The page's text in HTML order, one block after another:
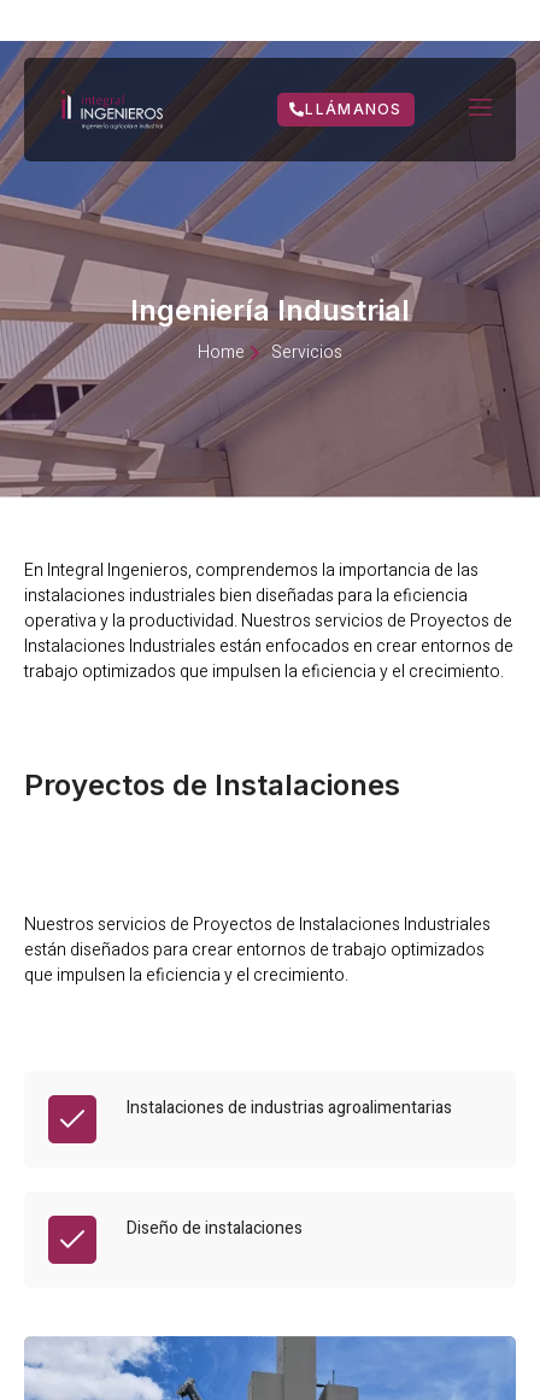
LLÁMANOS
Ingeniería Industrial
Home Servicios
En Integral Ingenieros, comprendemos la importancia de las
instalaciones industriales bien diseñadas para la eficiencia
operativa y la productividad. Nuestros servicios de Proyectos de
Instalaciones Industriales están enfocados en crear entornos de
trabajo optimizados que impulsen la eficiencia y el crecimiento.
Proyectos de Instalaciones
Nuestros servicios de Proyectos de Instalaciones Industriales
están diseñados para crear entornos de trabajo optimizados
que impulsen la eficiencia y el crecimiento.
Instalaciones de industrias agroalimentarias
Diseño de instalaciones